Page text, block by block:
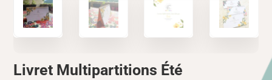
Livret Multipartitions Été